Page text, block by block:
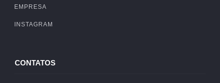
EMPRESA
INSTAGRAM
CONTATOS